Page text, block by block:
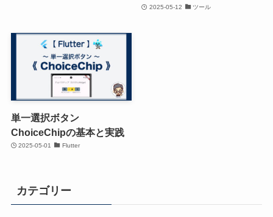
2025-05-12 ツール
単一選択ボタン
ChoiceChipの基本と実践
2025-05-01 Flutter
カテゴリー